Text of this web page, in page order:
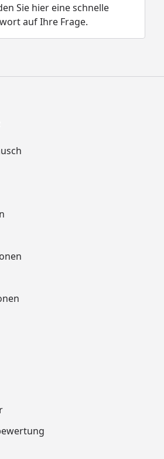
Sie hier eine schnelle
auf Ihre Frage.